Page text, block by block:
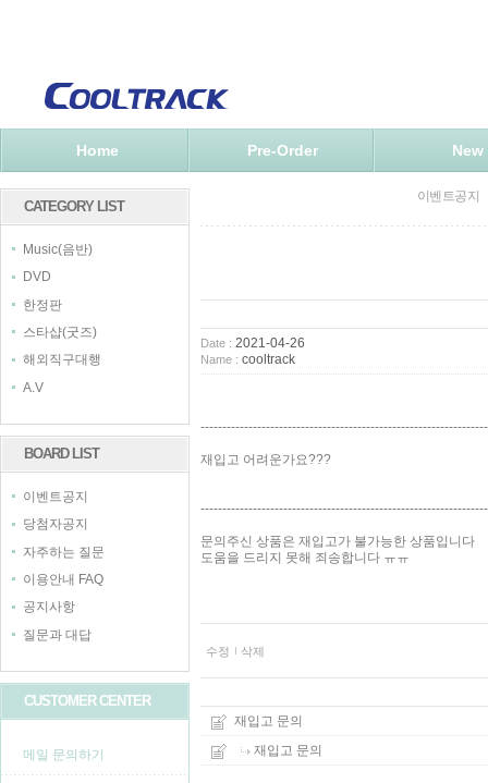
Home Pre-Order New
CATEGORY LIST
Music(음반)
DVD
한정판
스타샵(굿즈)
해외직구대행
A.V
BOARD LIST
이벤트공지
당첨자공지
자주하는 질문
이용안내 FAQ
공지사항
질문과 대답
CUSTOMER CENTER
메일 문의하기
이벤트공지
Date : 2021-04-26
Name : cooltrack
재입고 어려운가요???
문의주신 상품은 재입고가 불가능한 상품입니다
도움을 드리지 못해 죄송합니다 ㅠㅠ
수정 삭제
재입고 문의
재입고 문의